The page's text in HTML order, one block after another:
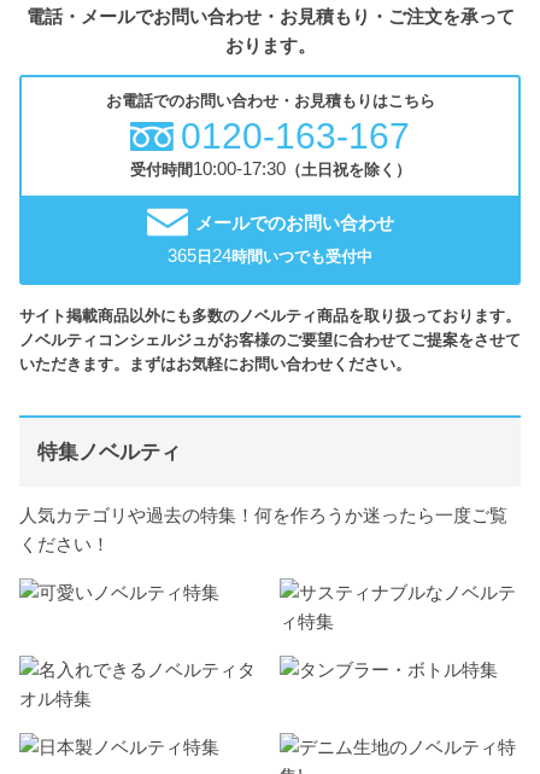
電話・メールでお問い合わせ・お見積もり・ご注文を承って
おります。
お電話でのお問い合わせ・お見積もりはこちら
0120-163-167
受付時間10:00-17:30（土日祝を除く）
メールでのお問い合わせ
365 日 24時間いつでも受付中
サイト掲載商品以外にも多数のノベルティ商品を取り扱っております。
ノベルティコンシェルジュがお客様のご要望に合わせてご提案をさせて
いただきます。まずはお気軽にお問い合わせください。
特集ノベルティ
人気カテゴリや過去の特集！何を作ろうか迷ったら一度ご覧
ください！